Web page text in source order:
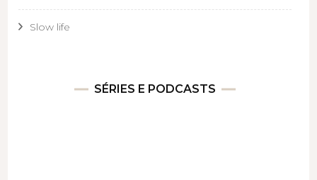
Slow life
SÉRIES E PODCASTS